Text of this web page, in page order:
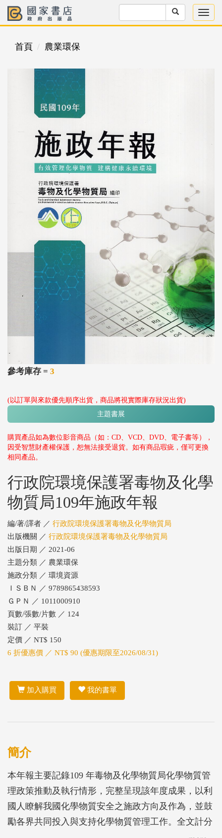
首頁 農業環保
參考庫存 = 3
(以訂單與來款優先順序出貨，商品將視實際庫存狀況出貨)
主題書展
購買產品如為數位影音商品（如：CD、VCD、DVD、電子書等），
因受智慧財產權保護，恕無法接受退貨。如有商品瑕疵，僅可更換
相同產品。
行政院環境保護署毒物及化學
物質局109年施政年報
編/著/譯者 ／ 行政院環境保護署毒物及化學物質局
出版機關 ／ 行政院環境保護署毒物及化學物質局
出版日期 ／ 2021-06
主題分類 ／ 農業環保
施政分類 ／ 環境資源
ＩＳＢＮ ／ 9789865438593
ＧＰＮ ／ 1011000910
頁數/張數/片數 ／ 124
裝訂 ／ 平裝
定價 ／ NT$ 150
6 折優惠價 ／ NT$ 90 (優惠期限至2026/08/31)
加入購買 我的書單
簡介
本年報主要記錄109 年毒物及化學物質局化學物質管
理政策推動及執行情形，完整呈現該年度成果，以利
國人瞭解我國化學物質安全之施政方向及作為，並鼓
勵各界共同投入與支持化學物質管理工作。全文計分